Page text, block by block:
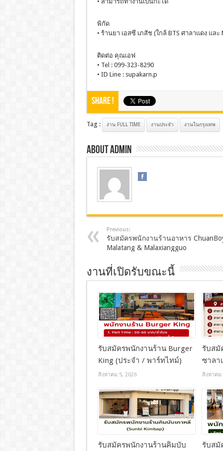
พิกัด
• ร้านยา เอสซี เภสัช (ใกล้ BTS ศาลาแดง แล
ติดต่อ คุณเอฟ
• Tel : 099-323-8290
• ID Line : supakarn.p
Share !
Tag : ง่าน FULL TIME งานประจํา งานในกรุงเทพ
About admin
Previous:
รับสมัครพนักงานร้านอาหาร
Malatang & Malaxiangguo
งานที่เปิดรับขณะนี้
รับสมัครพนักงานร้าน Burger
King (ประจำ / พาร์ทไทม์)
สิงหาคม 5, 2026
รับสมั
ซาลา
สิงหาคม
รับสมัครพนักงานร้านคิมบับ รับสมั